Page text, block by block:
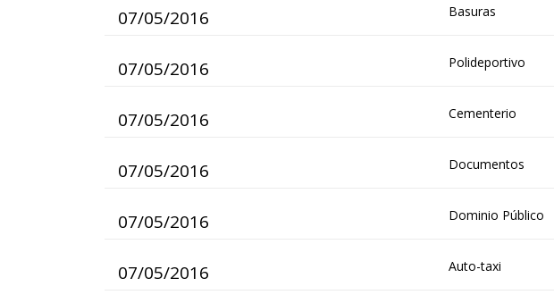
07/05/2016 Basuras
07/05/2016 Polideportivo
07/05/2016 Cementerio
07/05/2016 Documentos
07/05/2016 Dominio Público
07/05/2016 Auto-taxi